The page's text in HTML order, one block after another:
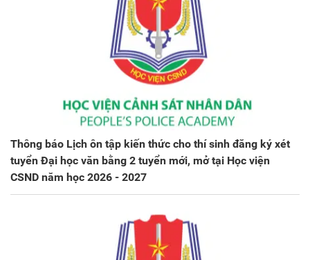
Thông báo Lịch ôn tập kiến thức cho thí sinh đăng ký xét
tuyển Đại học văn bằng 2 tuyển mới, mở tại Học viện
CSND năm học 2026 - 2027